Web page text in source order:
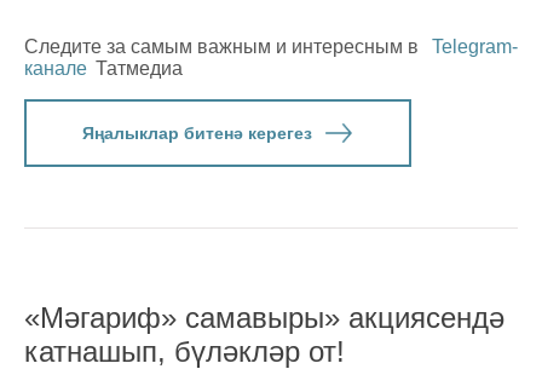
Следите за самым важным и интересным в
Telegram-
канале Татмедиа
Яңалыклар битенә керегез
«Мәгариф» самавыры» акциясендә
катнашып, бүләкләр от!